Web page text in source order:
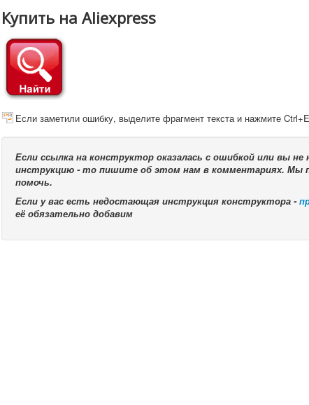
Купить на Aliexpress
Если заметили ошибку, выделите фрагмент текста и нажмите
Если ссылка на конструктор оказалась с ошибкой или вы
инструкцию - то пишите об этом нам в комментариях. Мы
помочь.
Если у вас есть недостающая инструкция конструктора -
её обязательно добавим